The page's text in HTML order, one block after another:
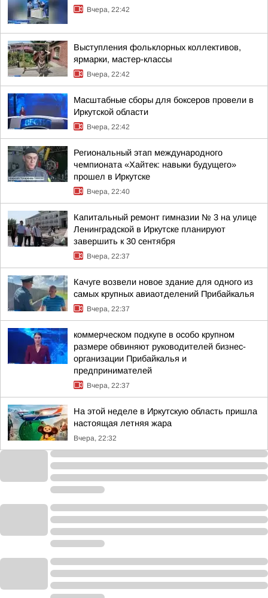
Вчера, 22:42
Выступления фольклорных коллективов,
ярмарки, мастер-классы
Вчера, 22:42
Масштабные сборы для боксеров провели в
Иркутской области
Вчера, 22:42
Региональный этап международного
чемпионата «Хайтек: навыки будущего»
прошел в Иркутске
Вчера, 22:40
Капитальный ремонт гимназии № 3 на улице
Ленинградской в Иркутске планируют
завершить к 30 сентября
Вчера, 22:37
Качуге возвели новое здание для одного из
самых крупных авиаотделений Прибайкалья
Вчера, 22:37
коммерческом подкупе в особо крупном
размере обвиняют руководителей бизнес-
организации Прибайкалья и
предпринимателей
Вчера, 22:37
На этой неделе в Иркутскую область пришла
настоящая летняя жара
Вчера, 22:32